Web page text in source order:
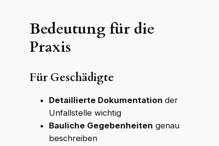
Bedeutung für die
Praxis
Für Geschädigte
Detaillierte Dokumentation der
Unfallstelle wichtig
Bauliche Gegebenheiten genau
beschreiben